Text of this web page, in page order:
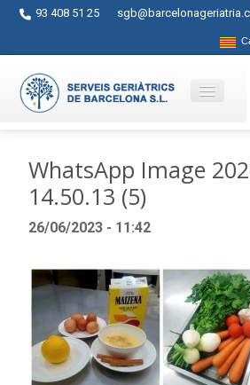
93 408 51 25
Serveis
Activitats
Contacte
Blog
WhatsApp Image
14.50.13 (5)
26/06/2023 - 11:42